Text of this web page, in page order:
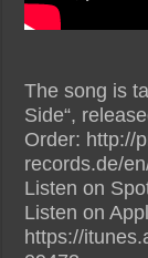
The song is
Side“,
Order: http://
records.de/
Listen on
Listen on
https://